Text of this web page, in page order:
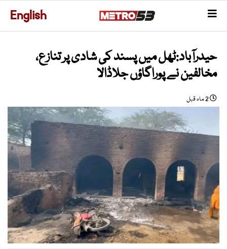
English
حیدرآباد:ٹھل میں پسند کی شادی پر تنازع،
مخالفین نے پوراگاؤں جلاڈالا
2 ماہ قبل